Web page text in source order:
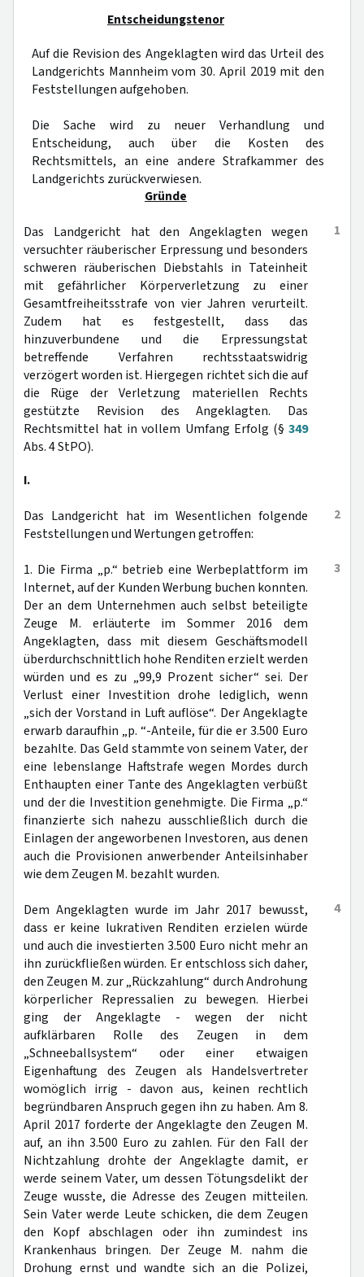
Entscheidungstenor
Auf die Revision des Angeklagten wird das Urteil des
Landgerichts Mannheim vom 30. April 2019 mit den
Feststellungen aufgehoben.
Die Sache wird zu neuer Verhandlung und
Entscheidung, auch über die Kosten des
Rechtsmittels, an eine andere Strafkammer des
Landgerichts zurückverwiesen.
Gründe
1
Das Landgericht hat den Angeklagten wegen
versuchter räuberischer Erpressung und besonders
schweren räuberischen Diebstahls in Tateinheit
mit gefährlicher Körperverletzung zu einer
Gesamtfreiheitsstrafe von vier Jahren verurteilt.
Zudem hat es festgestellt, dass das
hinzuverbundene und die Erpressungstat
betreffende Verfahren rechtsstaatswidrig
verzögert worden ist. Hiergegen richtet sich die auf
die Rüge der Verletzung materiellen Rechts
gestützte Revision des Angeklagten. Das
Rechtsmittel hat in vollem Umfang Erfolg (§ 349
Abs. 4 StPO).
I.
2
Das Landgericht hat im Wesentlichen folgende
Feststellungen und Wertungen getroffen:
3
1. Die Firma „p.“ betrieb eine Werbeplattform im
Internet, auf der Kunden Werbung buchen konnten.
Der an dem Unternehmen auch selbst beteiligte
Zeuge M. erläuterte im Sommer 2016 dem
Angeklagten, dass mit diesem Geschäftsmodell
überdurchschnittlich hohe Renditen erzielt werden
würden und es zu „99,9 Prozent sicher“ sei. Der
Verlust einer Investition drohe lediglich, wenn
„sich der Vorstand in Luft auflöse“. Der Angeklagte
erwarb daraufhin „p. “-Anteile, für die er 3.500 Euro
bezahlte. Das Geld stammte von seinem Vater, der
eine lebenslange Haftstrafe wegen Mordes durch
Enthaupten einer Tante des Angeklagten verbüßt
und der die Investition genehmigte. Die Firma „p.“
finanzierte sich nahezu ausschließlich durch die
Einlagen der angeworbenen Investoren, aus denen
auch die Provisionen anwerbender Anteilsinhaber
wie dem Zeugen M. bezahlt wurden.
4
Dem Angeklagten wurde im Jahr 2017 bewusst,
dass er keine lukrativen Renditen erzielen würde
und auch die investierten 3.500 Euro nicht mehr an
ihn zurückfließen würden. Er entschloss sich daher,
den Zeugen M. zur „Rückzahlung“ durch Androhung
körperlicher Repressalien zu bewegen. Hierbei
ging der Angeklagte - wegen der nicht
aufklärbaren Rolle des Zeugen in dem
„Schneeballsystem“ oder einer etwaigen
Eigenhaftung des Zeugen als Handelsvertreter
womöglich irrig - davon aus, keinen rechtlich
begründbaren Anspruch gegen ihn zu haben. Am 8.
April 2017 forderte der Angeklagte den Zeugen M.
auf, an ihn 3.500 Euro zu zahlen. Für den Fall der
Nichtzahlung drohte der Angeklagte damit, er
werde seinem Vater, um dessen Tötungsdelikt der
Zeuge wusste, die Adresse des Zeugen mitteilen.
Sein Vater werde Leute schicken, die dem Zeugen
den Kopf abschlagen oder ihn zumindest ins
Krankenhaus bringen. Der Zeuge M. nahm die
Drohung ernst und wandte sich an die Polizei,